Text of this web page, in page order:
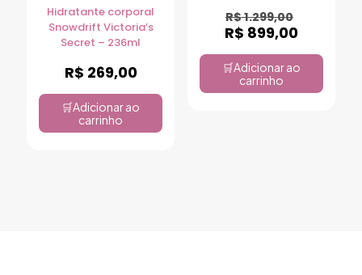
Hidratante corporal
Snowdrift Victoria’s
Secret – 236ml
R$ 269,00
Adicionar ao
carrinho
R$1.299,00
R$ 899,00
Adicionar ao
carrinho